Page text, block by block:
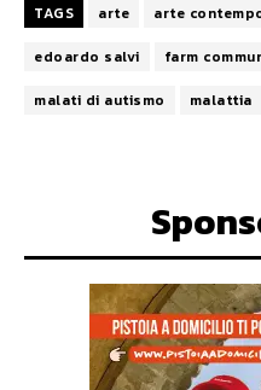
TAGS arte arte
edoardo salvi
farm
malati di autismo
malattia